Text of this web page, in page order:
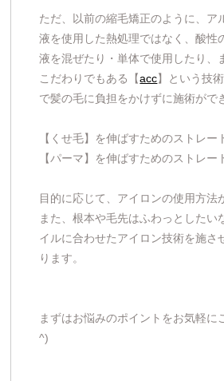
ただ、以前の縮毛矯正のように、ア
液を使用した熱処理ではなく、酸性
液を混ぜたり・単体で使用したり、
こだわりでもある【acc】という技
で髪の毛に負担をかけずに施術がで
【くせ毛】を伸ばすためのストレー
【パーマ】を伸ばすためのストレー
目的に応じて、アイロンの使用方法
また、根本や毛先はふわっとしたい
イルに合わせたアイロン技術を施さ
ります。
まずはお悩みのポイントをお気軽に
^)